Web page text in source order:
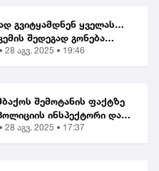
გვიტყამდნენ ყველას…
შედეგად გონება
ბათუმში მომხდარ
28 აგვ. 2025 • 19:46
შემოტანის ფაქტზე
ინსპექტორი და
28 აგვ. 2025 • 17:37